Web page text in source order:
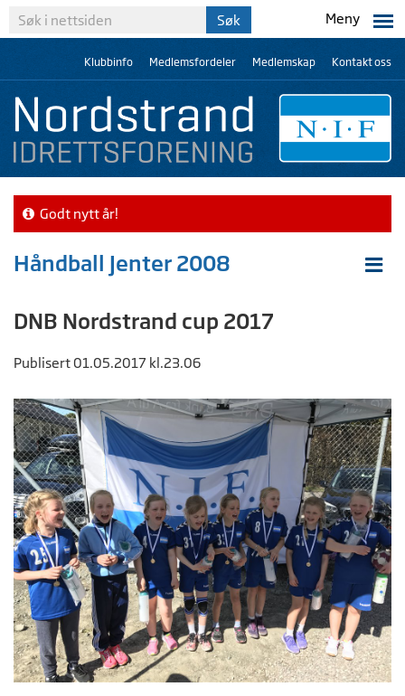
Meny
Klubbinfo Medlemsfordeler Medlemskap Kontakt oss
Godt nytt år!
Håndball Jenter 2008
DNB Nordstrand cup 2017
Publisert 01.05.2017 kl.23.06